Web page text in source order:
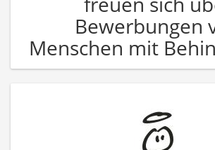
Bewerbungen
Menschen mit